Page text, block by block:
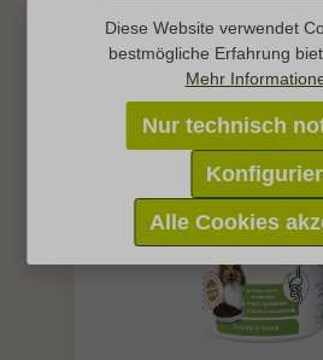
Diese Website verwendet
bestmögliche Erfahrung
Mehr
Nur technisch
Alle Cookies